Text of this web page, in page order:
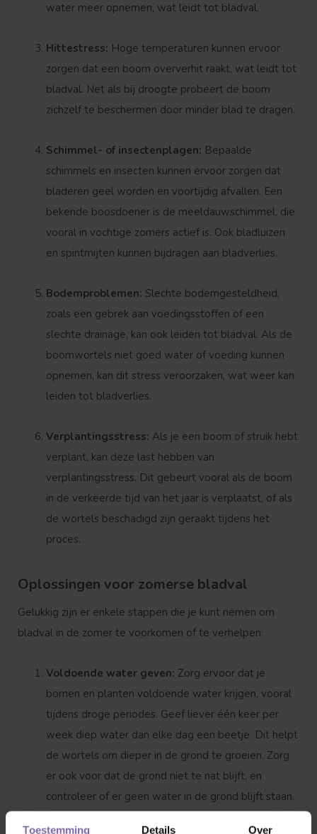
Toestemming Details Over
water meer opnemen, wat leidt tot bladval.
Hittestress: Hoge temperaturen kunnen ervoor
zorgen dat een boom oververhit raakt, wat leidt tot
bladval. Net als bij droogte probeert de boom
zichzelf te beschermen door minder blad te dragen.
Schimmel- of insectenplagen: Bepaalde
schimmels en insecten kunnen ervoor zorgen dat
bladeren geel worden en voortijdig afvallen. Een
bekende boosdoener is de meeldauwschimmel, die
vooral in vochtige zomers actief is. Ook bladluizen
en spintmijten kunnen bijdragen aan bladverlies.
Bodemproblemen: Slechte bodemgesteldheid,
zoals een gebrek aan voedingsstoffen of een
slechte drainage, kan ook leiden tot bladval. Als de
boomwortels niet goed water of voeding kunnen
opnemen, kan dit stress veroorzaken, wat weer kan
leiden tot bladverlies.
Verplantingsstress: Als je een boom of struik hebt
verplant, kan deze last hebben van
verplantingsstress. Dit gebeurt vooral als de boom
in de verkeerde tijd van het jaar is verplaatst, of als
de wortels beschadigd zijn geraakt tijdens het
proces.
Oplossingen voor zomerse bladval
Gelukkig zijn er enkele stappen die je kunt nemen om
bladval in de zomer te voorkomen of te verhelpen:
Voldoende water geven: Zorg ervoor dat je
bomen en planten voldoende water krijgen, vooral
tijdens droge periodes. Geef liever één keer per
week diep water dan elke dag een beetje. Dit helpt
de wortels om dieper in de grond te groeien. Zorg
er ook voor dat de grond niet te nat blijft, en
controleer of er geen water in de grond blijft staan.